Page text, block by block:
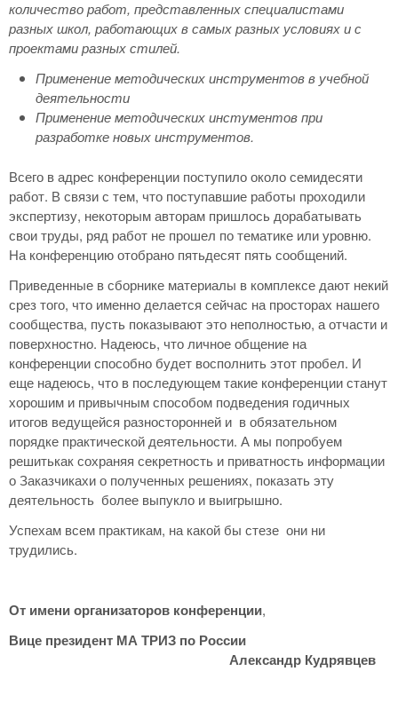
количество работ, представленных специалистами
разных школ, работающих в самых разных условиях и с
проектами разных стилей.
Применение методических инструментов в учебной
деятельности
Применение методических инстументов при
разработке новых инструментов.
Всего в адрес конференции поступило около семидесяти
работ. В связи с тем, что поступавшие работы проходили
экспертизу, некоторым авторам пришлось дорабатывать
свои труды, ряд работ не прошел по тематике или уровню.
На конференцию отобрано пятьдесят пять сообщений.
Приведенные в сборнике материалы в комплексе дают некий
срез того, что именно делается сейчас на просторах нашего
сообщества, пусть показывают это неполностью, а отчасти и
поверхностно. Надеюсь, что личное общение на
конференции способно будет восполнить этот пробел. И
еще надеюсь, что в последующем такие конференции станут
хорошим и привычным способом подведения годичных
итогов ведущейся разносторонней и в обязательном
порядке практической деятельности. А мы попробуем
решитькак сохраняя секретность и приватность информации
о Заказчикахи о полученных решениях, показать эту
деятельность более выпукло и выигрышно.
Успехам всем практикам, на какой бы стезе они ни
трудились.
От имени организаторов конференции,
Вице президент МА ТРИЗ по России
Александр Кудрявцев